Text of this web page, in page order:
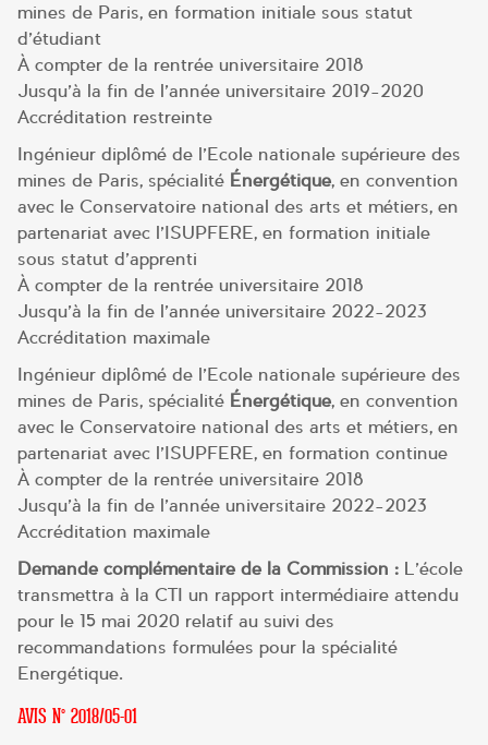
mines de Paris, en formation initiale sous statut
d’étudiant
À compter de la rentrée universitaire 2018
Jusqu’à la fin de l’année universitaire 2019-2020
Accréditation restreinte
Ingénieur diplômé de l’Ecole nationale supérieure des
mines de Paris, spécialité Énergétique, en convention
avec le Conservatoire national des arts et métiers, en
partenariat avec l’ISUPFERE, en formation initiale
sous statut d’apprenti
À compter de la rentrée universitaire 2018
Jusqu’à la fin de l’année universitaire 2022-2023
Accréditation maximale
Ingénieur diplômé de l’Ecole nationale supérieure des
mines de Paris, spécialité Énergétique, en convention
avec le Conservatoire national des arts et métiers, en
partenariat avec l’ISUPFERE, en formation continue
À compter de la rentrée universitaire 2018
Jusqu’à la fin de l’année universitaire 2022-2023
Accréditation maximale
Demande complémentaire de la Commission : L’école
transmettra à la CTI un rapport intermédiaire attendu
pour le 15 mai 2020 relatif au suivi des
recommandations formulées pour la spécialité
Energétique.
AVIS N° 2018/05-01